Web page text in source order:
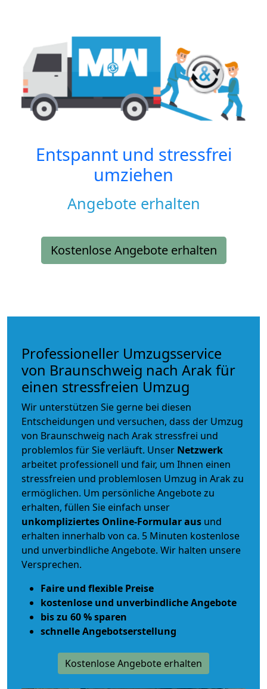
Entspannt und stressfrei
umziehen
Angebote erhalten
Kostenlose Angebote erhalten
Professioneller Umzugsservice
von Braunschweig nach Arak für
einen stressfreien Umzug
Wir unterstützen Sie gerne bei diesen
Entscheidungen und versuchen, dass der Umzug
von Braunschweig nach Arak stressfrei und
problemlos für Sie verläuft. Unser Netzwerk
arbeitet professionell und fair, um Ihnen einen
stressfreien und problemlosen Umzug in Arak zu
ermöglichen. Um persönliche Angebote zu
erhalten, füllen Sie einfach unser
unkompliziertes Online-Formular aus und
erhalten innerhalb von ca. 5 Minuten kostenlose
und unverbindliche Angebote. Wir halten unsere
Versprechen.
Faire und flexible Preise
kostenlose und unverbindliche Angebote
bis zu 60 % sparen
schnelle Angebotserstellung
Kostenlose Angebote erhalten